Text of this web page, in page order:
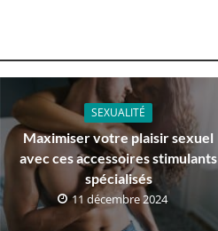
SEXUALITÉ
Maximiser votre plaisir sexuel
avec ces accessoires stimulants
spécialisés
11 décembre 2024